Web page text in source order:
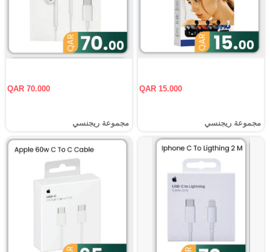
QAR 15.000
مجموعة ريجنسي
QAR 70.000
مجموعة ريجنسي